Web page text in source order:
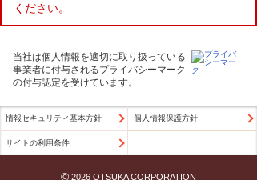
ください。
当社は個人情報を適切に取り扱っている
事業者に付与されるプライバシーマーク
の付与認定を受けています。
情報セキュリティ基本方針 個人情報保護方針
サイトの利用条件
© 2026 OTSUKA CORPORATION